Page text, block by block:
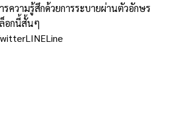
รความรู้สึกด้วยการระบายผ่านตัวอักษร
อกนี้สั้นๆ